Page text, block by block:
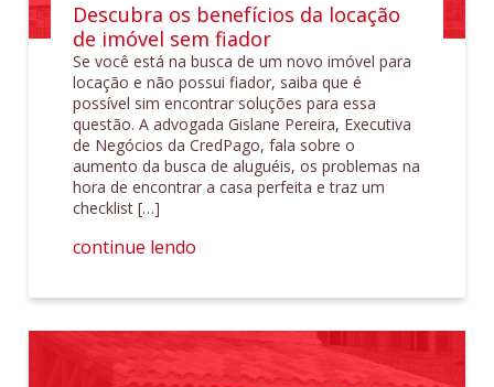
Descubra os benefícios da locação
de imóvel sem fiador
Se você está na busca de um novo imóvel para
locação e não possui fiador, saiba que é
possível sim encontrar soluções para essa
questão. A advogada Gislane Pereira, Executiva
de Negócios da CredPago, fala sobre o
aumento da busca de aluguéis, os problemas na
hora de encontrar a casa perfeita e traz um
checklist […]
continue lendo